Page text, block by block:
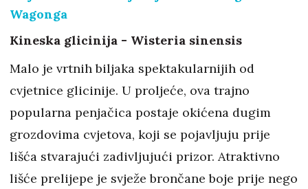
Wagonga
Kineska glicinija - Wisteria sinensis
Malo je vrtnih biljaka spektakularnijih od
cvjetnice glicinije. U proljeće, ova trajno
popularna penjačica postaje okićena dugim
grozdovima cvjetova, koji se pojavljuju prije
lišća stvarajući zadivljujući prizor. Atraktivno
lišće prelijepe je svježe brončane boje prije nego